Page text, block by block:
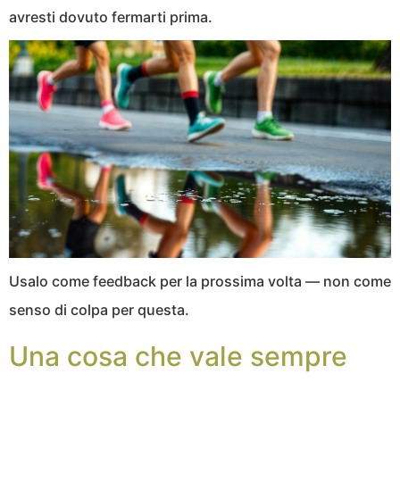
avresti dovuto fermarti prima.
Usalo come feedback per la prossima volta — non come
senso di colpa per questa.
Una cosa che vale sempre